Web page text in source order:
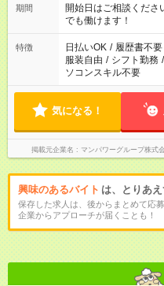
週40時間超の就業は
間以上勤務は社会保険
（日雇い派遣の原則禁
案内が難しい場合があ
期間
開始日はご相談くだ
でも働けます！
特徴 日払いOK / 履歴書不要
服装自由 / シフト勤務 /
ソコンスキル不要
気になる！
掲載元企業名 マンパワーグループ株式
興味のあるバイト は、とりあ
保存した求人は、後からまとめて応募
企業からアプローチが届くことも！